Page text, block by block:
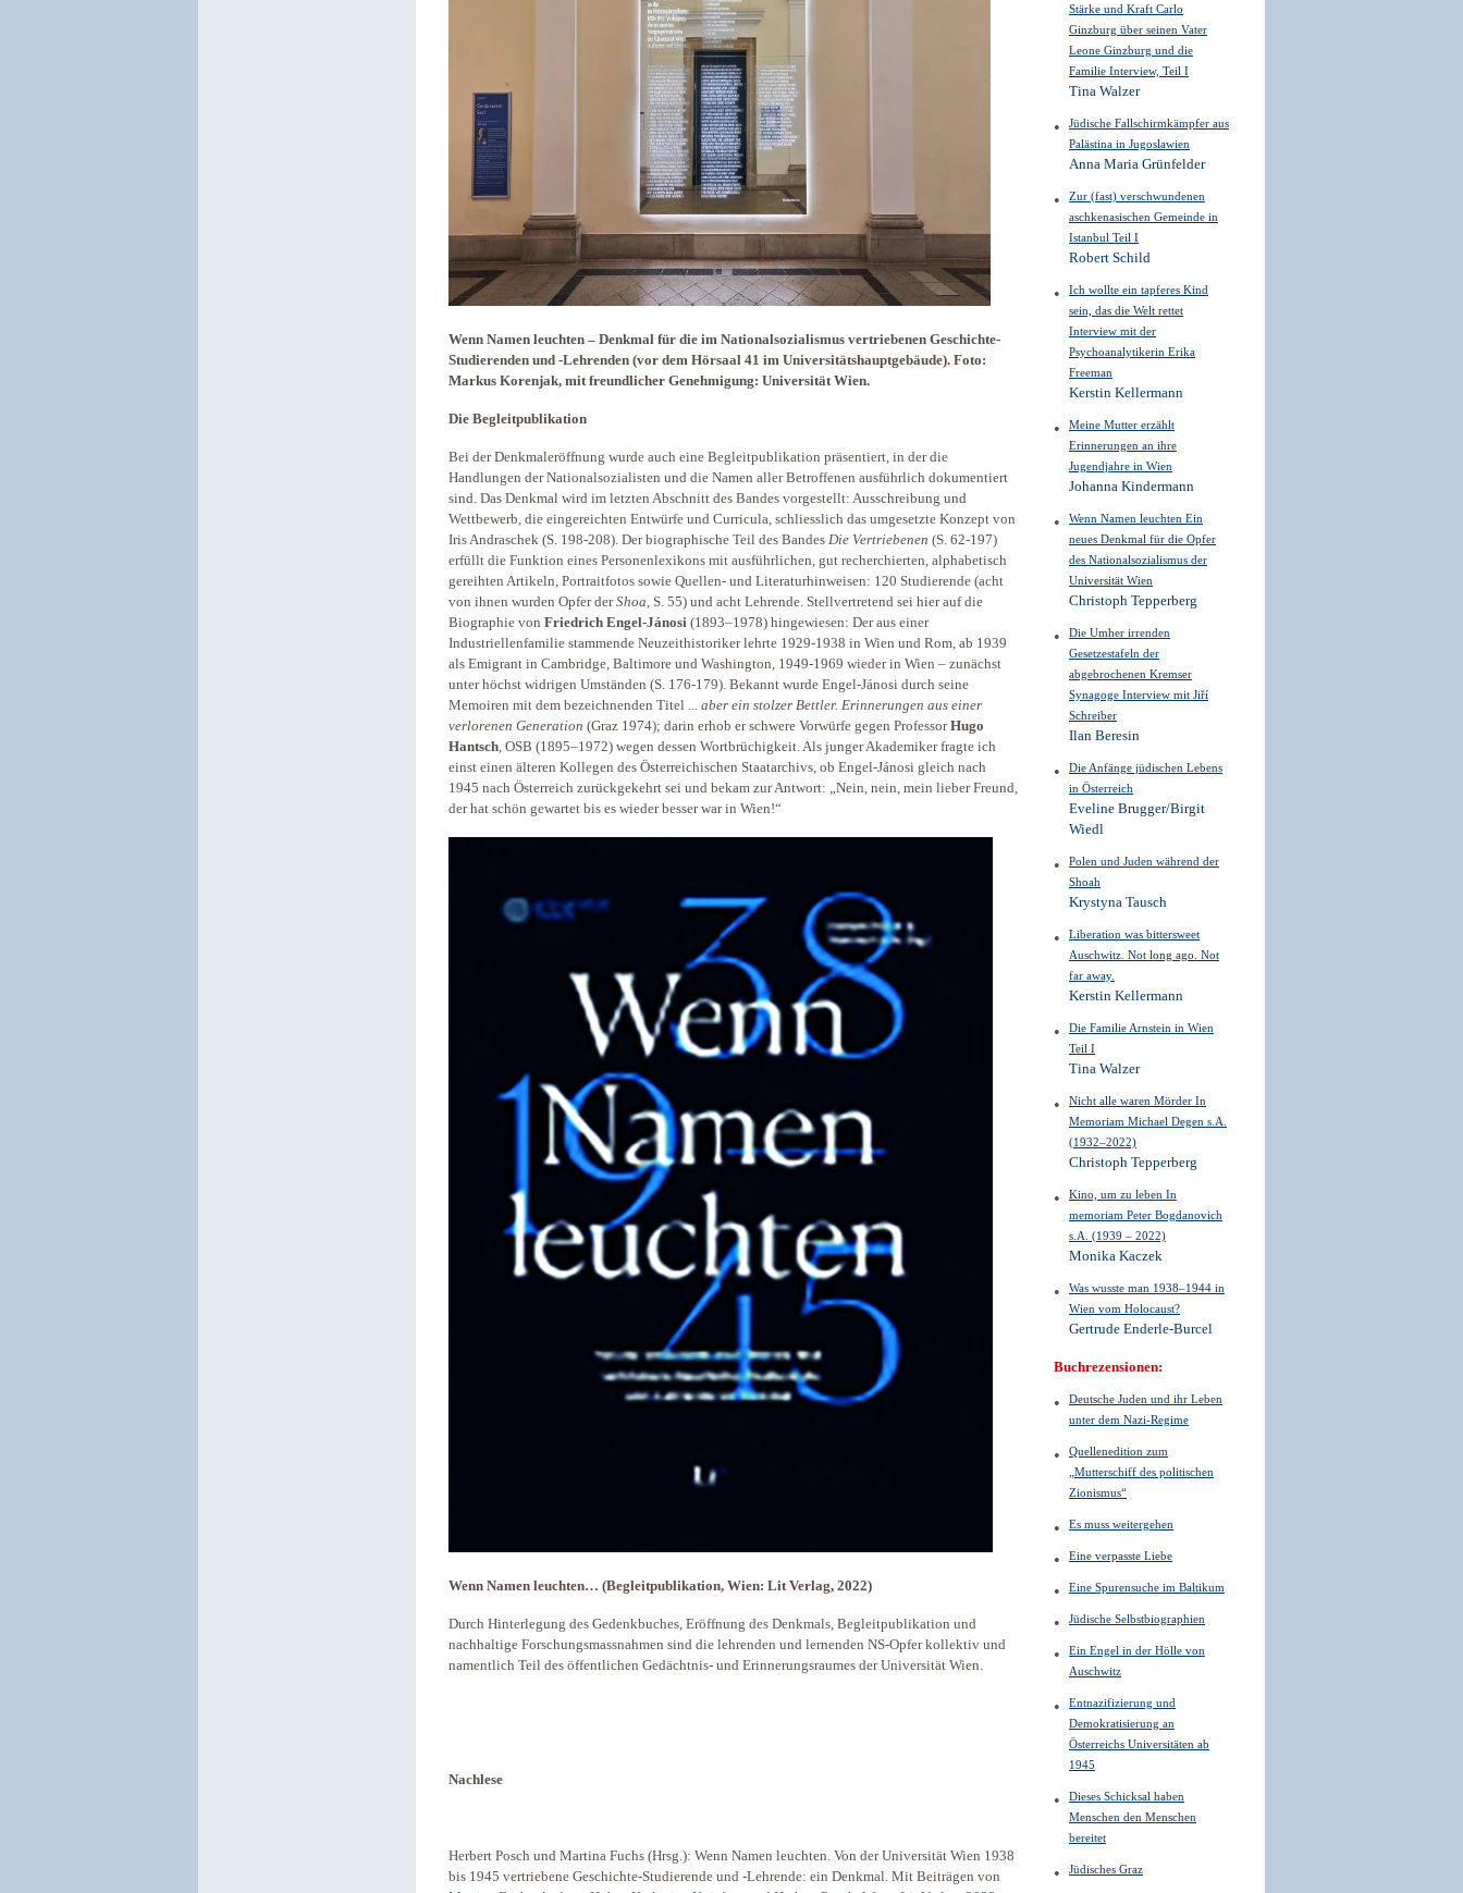
Wenn Namen leuchten – Denkmal für die im Nationalsozialismus vertriebenen Geschichte-
Studierenden und -Lehrenden (vor dem Hörsaal 41 im Universitätshauptgebäude). Foto:
Markus Korenjak, mit freundlicher Genehmigung: Universität Wien.
Die Begleitpublikation
Bei der Denkmaleröffnung wurde auch eine Begleitpublikation präsentiert, in der die
Handlungen der Nationalsozialisten und die Namen aller Betroffenen ausführlich dokumentiert
sind. Das Denkmal wird im letzten Abschnitt des Bandes vorgestellt: Ausschreibung und
Wettbewerb, die eingereichten Entwürfe und Curricula, schliesslich das umgesetzte Konzept von
Iris Andraschek (S. 198-208). Der biographische Teil des Bandes Die Vertriebenen (S. 62-197)
erfüllt die Funktion eines Personenlexikons mit ausführlichen, gut recherchierten, alphabetisch
gereihten Artikeln, Portraitfotos sowie Quellen- und Literaturhinweisen: 120 Studierende (acht
von ihnen wurden Opfer derShoa, S. 55) und acht Lehrende. Stellvertretend sei hier auf die
Biographie von Friedrich Engel-Jánosi (1893–1978) hingewiesen: Der aus einer
Industriellenfamilie stammende Neuzeithistoriker lehrte 1929-1938 in Wien und Rom, ab 1939
als Emigrant in Cambridge, Baltimore und Washington, 1949-1969 wieder in Wien – zunächst
unter höchst widrigen Umständen (S. 176-179). Bekannt wurde Engel-Jánosi durch seine
Memoiren mit dem bezeichnenden Titel ... aber ein stolzer Bettler. Erinnerungen aus einer
verlorenen Generation (Graz 1974); darin erhob er schwere Vorwürfe gegen ProfessorHugo
Hantsch, OSB (1895–1972) wegen dessen Wortbrüchigkeit. Als junger Akademiker fragte ich
einst einen älteren Kollegen des Österreichischen Staatarchivs, ob Engel-Jánosi gleich nach
1945 nach Österreich zurückgekehrt sei und bekam zur Antwort: „Nein, nein, mein lieber Freund,
der hat schön gewartet bis es wieder besser war in Wien!“
Wenn Namen leuchten… (Begleitpublikation, Wien: Lit Verlag, 2022)
Durch Hinterlegung des Gedenkbuches, Eröffnung des Denkmals, Begleitpublikation und
nachhaltige Forschungsmassnahmen sind die lehrenden und lernenden NS-Opfer kollektiv und
namentlich Teil des öffentlichen Gedächtnis- und Erinnerungsraumes der Universität Wien.
Nachlese
Herbert Posch und Martina Fuchs (Hrsg.): Wenn Namen leuchten. Von der Universität Wien 1938
bis 1945 vertriebene Geschichte-Studierende und -Lehrende: ein Denkmal. Mit Beiträgen von
Stärke und Kraft Carlo
Ginzburg über seinen Vater
Leone Ginzburg und die
Familie Interview, Teil I
Tina Walzer
Jüdische Fallschirmkämpfer aus
Palästina in Jugoslawien
Anna Maria Grünfelder
Zur (fast) verschwundenen
aschkenasischen Gemeinde in
Istanbul Teil I
Robert Schild
Ich wollte ein tapferes Kind
sein, das die Welt rettet
Interview mit der
Psychoanalytikerin Erika
Freeman
Kerstin Kellermann
Meine Mutter erzählt
Erinnerungen an ihre
Jugendjahre in Wien
Johanna Kindermann
Wenn Namen leuchten Ein
neues Denkmal für die Opfer
des Nationalsozialismus der
Universität Wien
Christoph Tepperberg
Die Umher irrenden
Gesetzestafeln der
abgebrochenen Kremser
Synagoge Interview mit Jiří
Schreiber
Ilan Beresin
Die Anfänge jüdischen Lebens
in Österreich
Eveline Brugger/Birgit
Wiedl
Polen und Juden während der
Shoah
Krystyna Tausch
Liberation was bittersweet
Auschwitz. Not long ago. Not
far away.
Kerstin Kellermann
Die Familie Arnstein in Wien
Teil I
Tina Walzer
Nicht alle waren Mörder In
Memoriam Michael Degen s.A.
(1932–2022)
Christoph Tepperberg
Kino, um zu leben In
memoriam Peter Bogdanovich
s.A. (1939 – 2022)
Monika Kaczek
Was wusste man 1938–1944 in
Wien vom Holocaust?
Gertrude Enderle-Burcel
Buchrezensionen:
Deutsche Juden und ihr Leben
unter dem Nazi-Regime
Quellenedition zum
„Mutterschiff des politischen
Zionismus“
Es muss weitergehen
Eine verpasste Liebe
Eine Spurensuche im Baltikum
Jüdische Selbstbiographien
Ein Engel in der Hölle von
Auschwitz
Entnazifizierung und
Demokratisierung an
Österreichs Universitäten ab
1945
Dieses Schicksal haben
Menschen den Menschen
bereitet
Jüdisches Graz